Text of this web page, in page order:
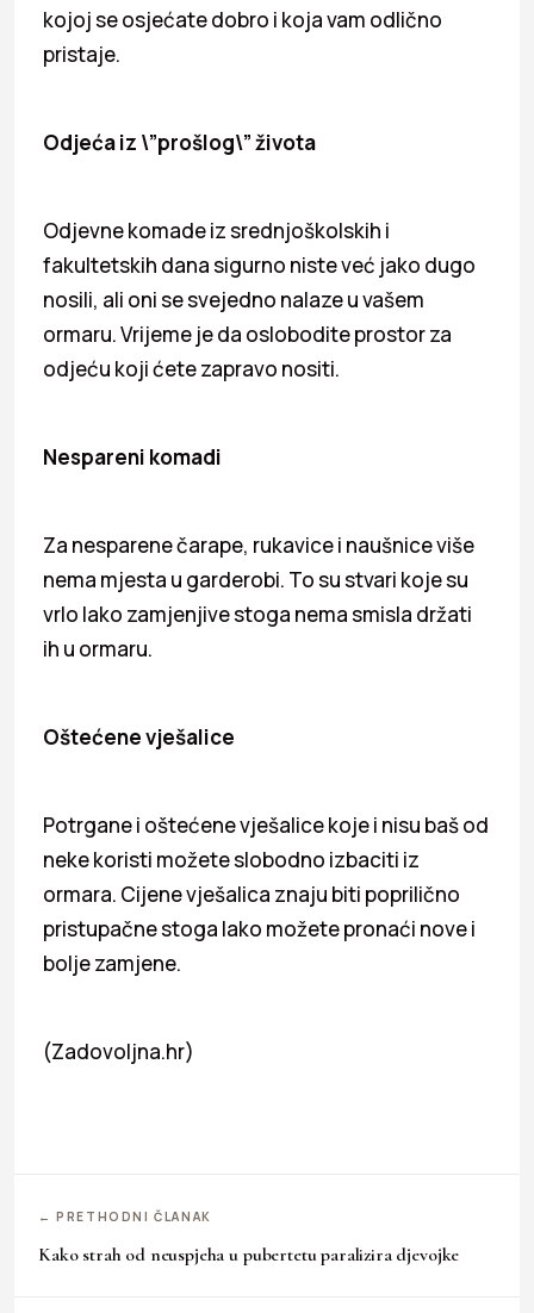
kojoj se osjećate dobro i koja vam odlično
pristaje.
Odjeća iz \”prošlog\” života
Odjevne komade iz srednjoškolskih i
fakultetskih dana sigurno niste već jako dugo
nosili, ali oni se svejedno nalaze u vašem
ormaru. Vrijeme je da oslobodite prostor za
odjeću koji ćete zapravo nositi.
Nespareni komadi
Za nesparene čarape, rukavice i naušnice više
nema mjesta u garderobi. To su stvari koje su
vrlo lako zamjenjive stoga nema smisla držati
ih u ormaru.
Oštećene vješalice
Potrgane i oštećene vješalice koje i nisu baš od
neke koristi možete slobodno izbaciti iz
ormara. Cijene vješalica znaju biti poprilično
pristupačne stoga lako možete pronaći nove i
bolje zamjene.
(Zadovoljna.hr)
← PRETHODNI ČLANAK
Kako strah od neuspjeha u pubertetu paralizira djevojke